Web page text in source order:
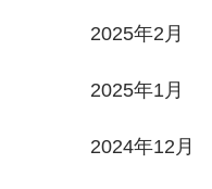
2025年2月
2025年1月
2024年12月